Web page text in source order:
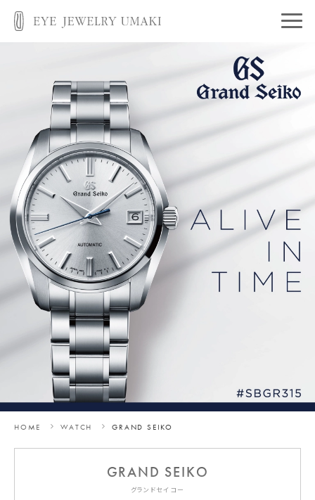
HOME WATCH GRAND SEIKO
GRAND SEIKO
グランドセイコー